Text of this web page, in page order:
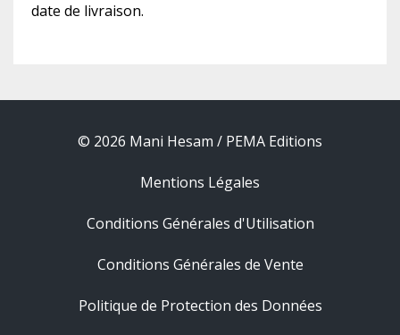
date de livraison.
© 2026 Mani Hesam / PEMA Editions
Mentions Légales
Conditions Générales d'Utilisation
Conditions Générales de Vente
Politique de Protection des Données